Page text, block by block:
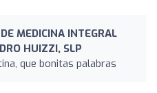
MEDICINA INTEGRAL
HUIZZI, SLP
que bonitas palabras